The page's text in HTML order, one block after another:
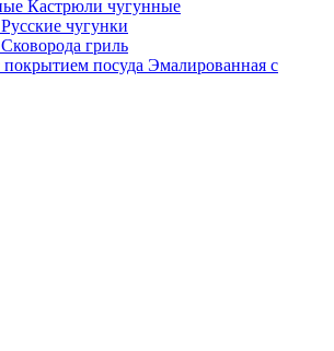
Кастрюли чугунные
Русские чугунки
Сковорода гриль
Эмалированная с